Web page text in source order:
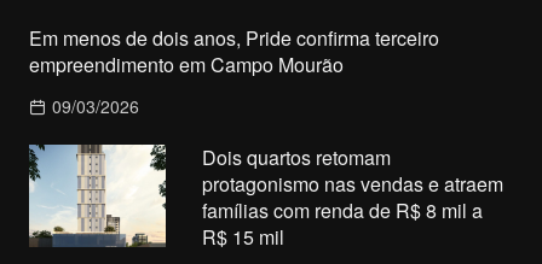
Em menos de dois anos, Pride confirma terceiro
empreendimento em Campo Mourão
09/03/2026
Dois quartos retomam
protagonismo nas vendas e atraem
famílias com renda de R$ 8 mil a
R$ 15 mil